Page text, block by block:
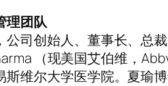
理团队
公司创始人、董事长、总
（现美国艾伯维，
斯维尔大学医学院。夏瑜